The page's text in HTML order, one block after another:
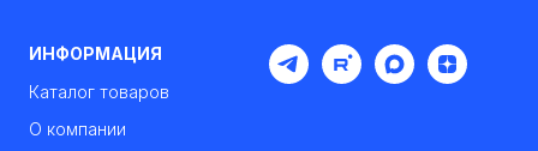
ИНФОРМАЦИЯ
Каталог товаров
О компании